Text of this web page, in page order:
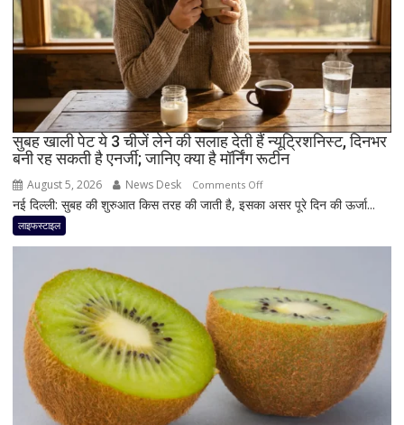
फायदे
और
सेवन
का
बेहतर
तरीका
सुबह खाली पेट ये 3 चीजें लेने की सलाह देती हैं न्यूट्रिशनिस्ट, दिनभर
बनी रह सकती है एनर्जी; जानिए क्या है मॉर्निंग रूटीन
August 5, 2026 News Desk Comments Offon
सुबह
पेट
3
चीजें
लेने
की
सलाह
देती
न्यूट्रिशनिस्ट,
नई दिल्ली: सुबह की शुरुआत किस तरह की जाती है, इसका असर पूरे दिन की ऊर्जा...
लाइफस्टाइल